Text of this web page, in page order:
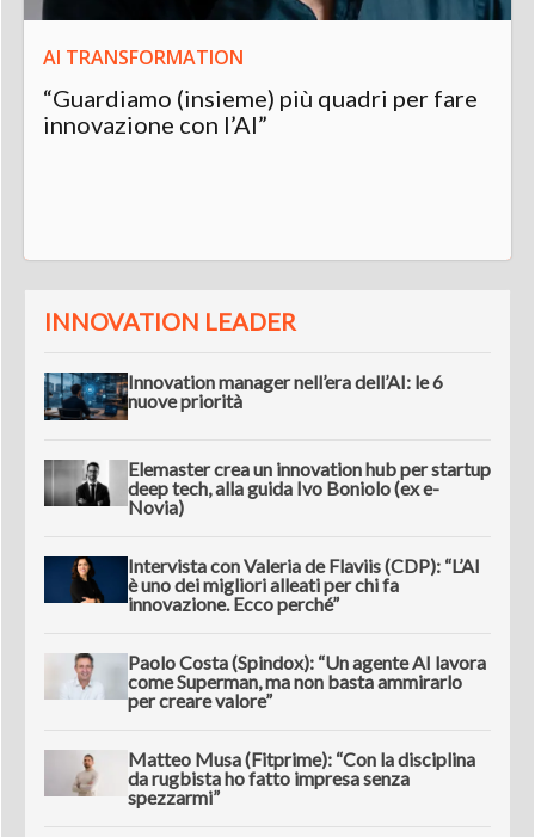
AI TRANSFORMATION
“Guardiamo (insieme) più quadri per fare
innovazione con l’AI”
INNOVATION LEADER
Innovation manager nell’era dell’AI: le 6
nuove priorità
Elemaster crea un innovation hub per startup
deep tech, alla guida Ivo Boniolo (ex e-
Novia)
Intervista con Valeria de Flaviis (CDP): “L’AI
è uno dei migliori alleati per chi fa
innovazione. Ecco perché”
Paolo Costa (Spindox): “Un agente AI lavora
come Superman, ma non basta ammirarlo
per creare valore”
Matteo Musa (Fitprime): “Con la disciplina
da rugbista ho fatto impresa senza
spezzarmi”